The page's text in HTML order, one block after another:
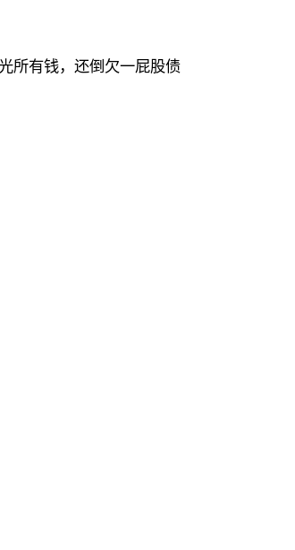
所有钱，还倒欠一屁股债